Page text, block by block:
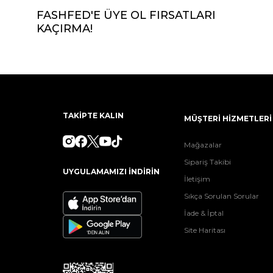
FASHFED'E ÜYE OL FIRSATLARI
KAÇIRMA!
TAKİPTE KALIN
UYGULAMAMIZI İNDİRİN
MÜŞTERİ HİZMETLERİ
Mağazalar
Sipariş Takibi
İletişim
Sıkça Sorulan Sorular
İade & İptal
Site Haritası